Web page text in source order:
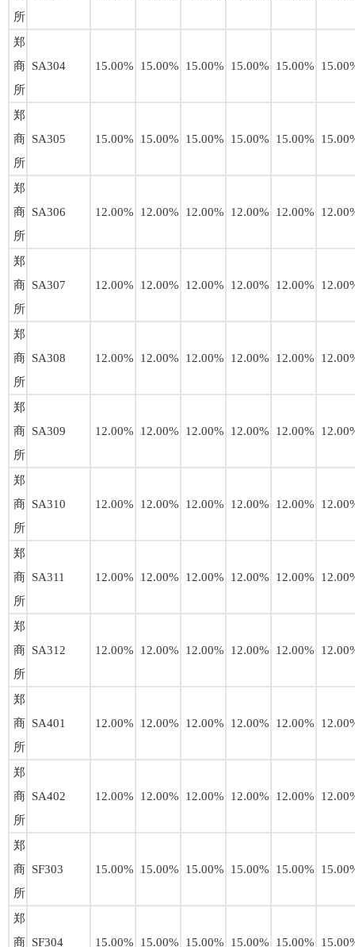
所
郑
商
所
SA304 15.00% 15.00% 15.00% 15.00% 15.00%
郑
商
所
SA305 15.00% 15.00% 15.00% 15.00% 15.00%
郑
商
所
SA306 12.00% 12.00% 12.00% 12.00% 12.00%
郑
商
所
SA307 12.00% 12.00% 12.00% 12.00% 12.00%
郑
商
所
SA308 12.00% 12.00% 12.00% 12.00% 12.00%
郑
商
所
SA309 12.00% 12.00% 12.00% 12.00% 12.00%
郑
商
所
SA310 12.00% 12.00% 12.00% 12.00% 12.00%
郑
商
所
SA311 12.00% 12.00% 12.00% 12.00% 12.00%
郑
商
所
SA312 12.00% 12.00% 12.00% 12.00% 12.00%
郑
商
所
SA401 12.00% 12.00% 12.00% 12.00% 12.00%
郑
商
所
SA402 12.00% 12.00% 12.00% 12.00% 12.00%
郑
商
所
SF303 15.00% 15.00% 15.00% 15.00% 15.00%
郑
商 SF304 15.00% 15.00% 15.00% 15.00% 15.00%